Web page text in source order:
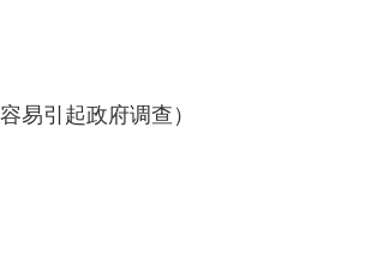
易引起政府调查）